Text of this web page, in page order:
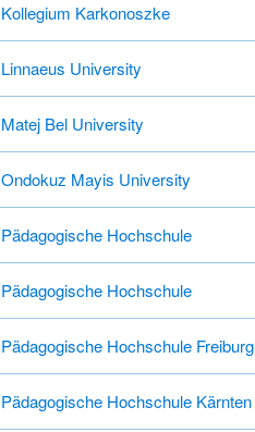
Kollegium Karkonoszke
Linnaeus University
Matej Bel University
Ondokuz Mayis University
Pädagogische Hochschule
Pädagogische Hochschule
Pädagogische Hochschule Freiburg
Pädagogische Hochschule Kärnten